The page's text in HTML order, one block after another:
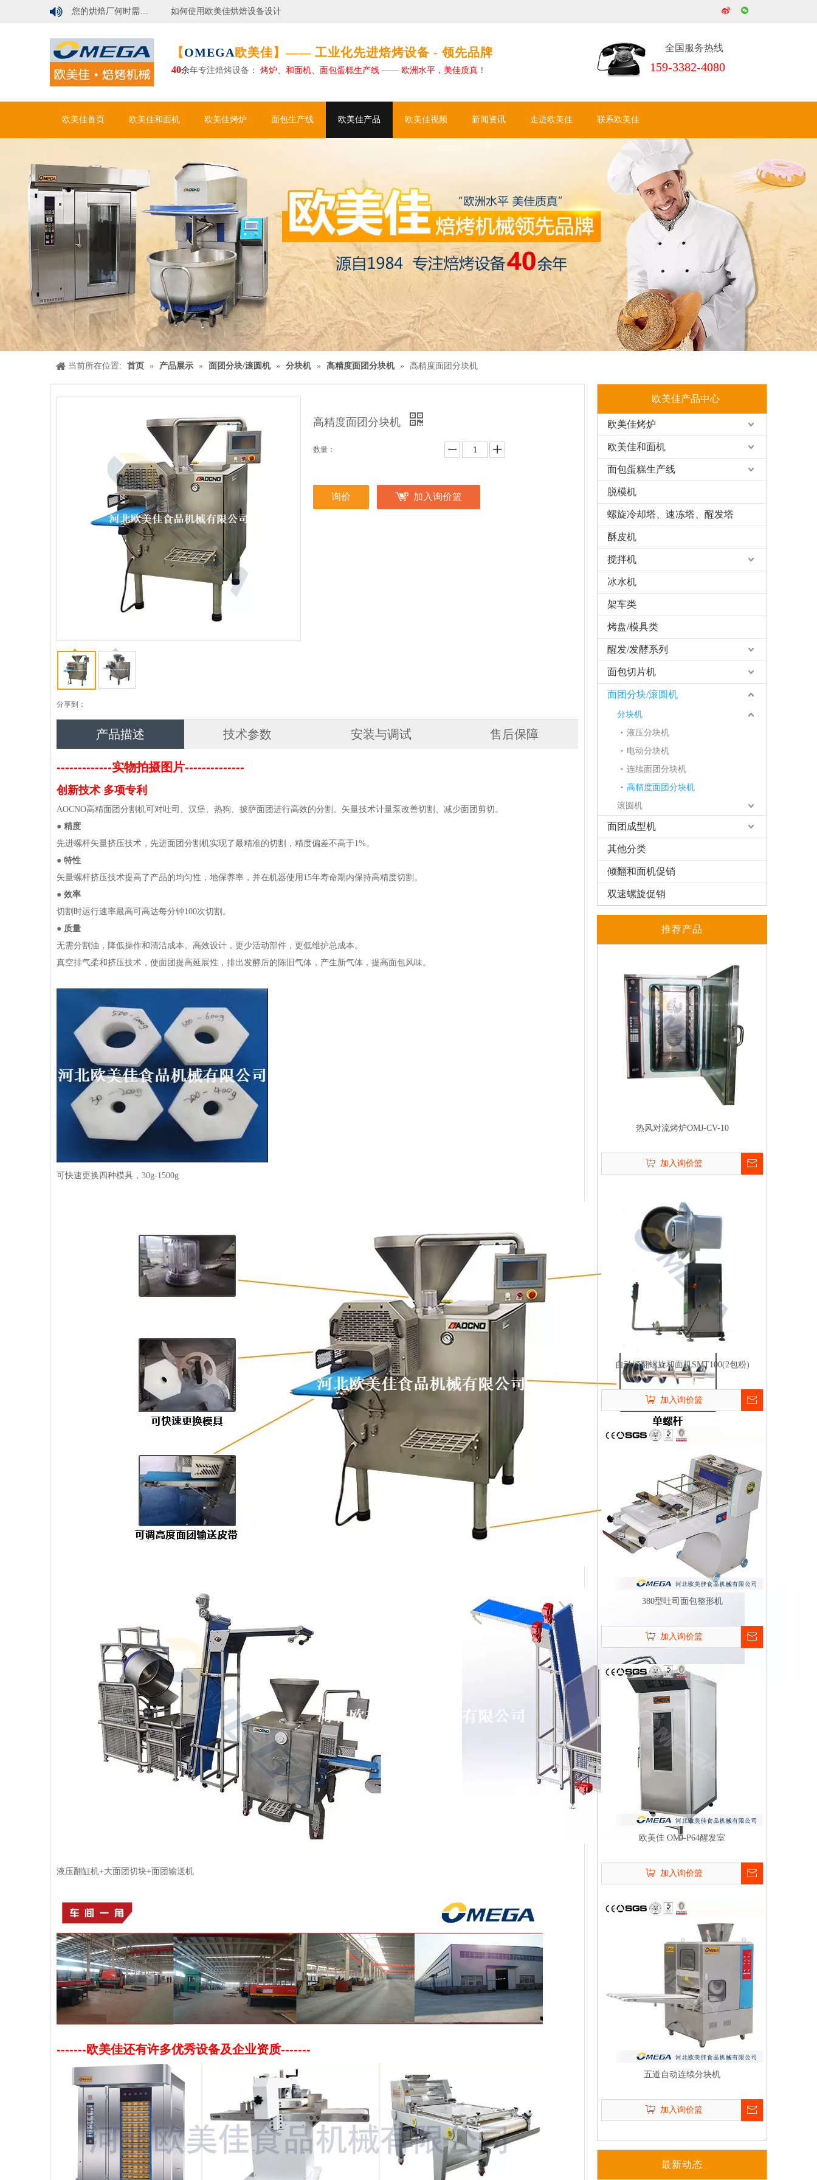
 行业洞察 | 您的烘焙厂何时需要自动化面包生产线？ 如何使用欧美佳烘焙设备设计现代烘焙工厂？
【 OMEGA欧美佳】—— 工业化先进焙烤设备 - 领先品牌
40余年专注焙烤设备 ： 烤炉、和面机、面包蛋糕生产线 —— 欧洲水平，美佳质真 ！
全国服务热线
159-3382-4080
欧美佳首页 欧美佳和面机 欧美佳烤炉 面包生产线 欧美佳产品 欧美佳视频 新闻资讯 走进欧美佳 联系欧美佳
当前所在位置: 首页 » 产品展示 » 面团分块/滚圆机 » 分块机 » 高精度面团分块机 » 高精度面团分块机
分享到：
高精度面团分块机
数量：
询价 加入询价篮
产品描述 技术参数 安装与调试 售后保障
-------------实物拍摄图片--------------
创新技术 多项专利
AOCNO高精面团分割机可对吐司、汉堡、热狗、披萨面团进行高效的分割。矢量技术计量泵改善切割、减少面 团剪切。
● 精度
先进螺杆矢量挤压技术，先进面团分割机实现了最精准的切割，精度偏差不高于1%。
● 特性
矢量螺杆挤压技术提高了产品的均匀性，地保养率，并在机器使用15年寿命期内保持高精度切割。
● 效率
切割时运行速率最高可高达每分钟100次切割。
● 质量
无需分割油，降低操作和清洁成本。高效设计，更少活动部件，更低维护总成本。
真空排气柔和挤压技术，使面团提高延展性，排出发酵后的陈旧气体，产生新气体，提高面包风味。
可快速更换四种模具，30g-1500g
液压翻缸机+大面团切块+面团输送机
-------欧美佳还有许多优秀设备及企业资质-------
欧美佳产品中心
欧美佳烤炉
欧美佳和面机
面包蛋糕生产线
脱模机
螺旋冷却塔、速冻塔、醒发塔
酥皮机
搅拌机
冰水机
架车类
烤盘/模具类
醒发/发酵系列
面包切片机
面团分块/滚圆机
分块机
液压分块机
电动分块机
连续面团分块机
高精度面团分块机
滚圆机
面团成型机
其他分类
倾翻和面机促销
双速螺旋促销
推荐产品
热风对流烤炉OMJ-CV-10
加入询价篮
自动倾翻螺旋和面机SMT100(2包粉)
加入询价篮
380型吐司面包整形机
加入询价篮
欧美佳 OMJ-P64醒发室
加入询价篮
五道自动连续分块机
加入询价篮
最新动态
解决产量瓶颈：自动化面包生产线如何将日产能提升至10万个？
行业洞察 | 您的烘焙厂何时需要自动化面包生产线？
如何使用欧美佳烘焙设备设计现代烘焙工厂？
欧美佳自动烘焙系统如何在工业烘焙中确保产品一致性？
为什么欧美佳全自动化面包生产线是食品制造商的首选？
Q螺旋冷却塔可以定制吗？
A
可以，欧美佳​可根据客户的生产场地及